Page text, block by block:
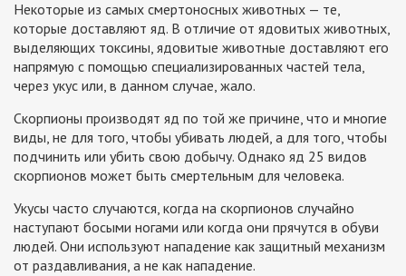
Некоторые из самых смертоносных животных — те,
которые доставляют яд. В отличие от ядовитых животных,
выделяющих токсины, ядовитые животные доставляют его
напрямую с помощью специализированных частей тела,
через укус или, в данном случае, жало.
Скорпионы производят яд по той же причине, что и многие
виды, не для того, чтобы убивать людей, а для того, чтобы
подчинить или убить свою добычу. Однако яд 25 видов
скорпионов может быть смертельным для человека.
Укусы часто случаются, когда на скорпионов случайно
наступают босыми ногами или когда они прячутся в обуви
людей. Они используют нападение как защитный механизм
от раздавливания, а не как нападение.